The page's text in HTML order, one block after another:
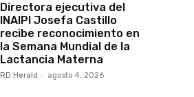
Directora ejecutiva del
INAIPI Josefa Castillo
recibe reconocimiento en
la Semana Mundial de la
Lactancia Materna
RD Herald - agosto 4, 2026